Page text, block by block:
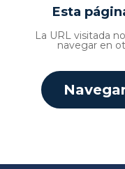
Esta
La URL visitada
navegar en